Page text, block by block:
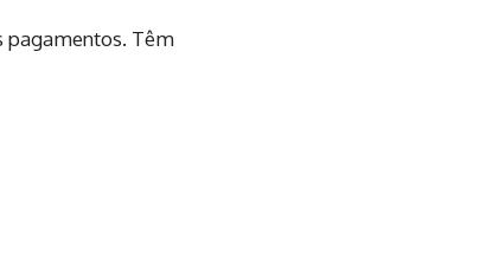
pagamentos. Têm